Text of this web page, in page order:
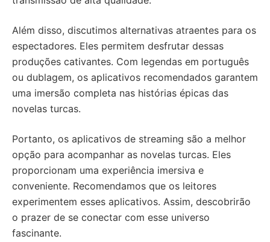
Além disso, discutimos alternativas atraentes para os
espectadores. Eles permitem desfrutar dessas
produções cativantes. Com legendas em português
ou dublagem, os aplicativos recomendados garantem
uma imersão completa nas histórias épicas das
novelas turcas.
Portanto, os aplicativos de streaming são a melhor
opção para acompanhar as novelas turcas. Eles
proporcionam uma experiência imersiva e
conveniente. Recomendamos que os leitores
experimentem esses aplicativos. Assim, descobrirão
o prazer de se conectar com esse universo
fascinante.